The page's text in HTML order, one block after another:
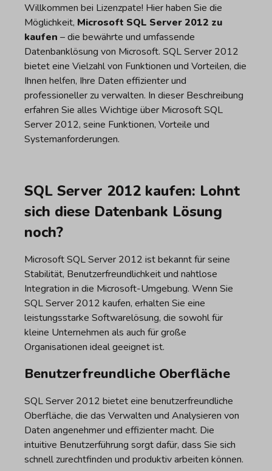
Willkommen bei Lizenzpate! Hier haben Sie die
Möglichkeit, Microsoft SQL Server 2012 zu
kaufen – die bewährte und umfassende
Datenbanklösung von Microsoft. SQL Server 2012
bietet eine Vielzahl von Funktionen und Vorteilen, die
Ihnen helfen, Ihre Daten effizienter und
professioneller zu verwalten. In dieser Beschreibung
erfahren Sie alles Wichtige über Microsoft SQL
Server 2012, seine Funktionen, Vorteile und
Systemanforderungen.
SQL Server 2012 kaufen: Lohnt
sich diese Datenbank Lösung
noch?
Microsoft SQL Server 2012 ist bekannt für seine
Stabilität, Benutzerfreundlichkeit und nahtlose
Integration in die Microsoft-Umgebung. Wenn Sie
SQL Server 2012 kaufen, erhalten Sie eine
leistungsstarke Softwarelösung, die sowohl für
kleine Unternehmen als auch für große
Organisationen ideal geeignet ist.
Benutzerfreundliche Oberfläche
SQL Server 2012 bietet eine benutzerfreundliche
Oberfläche, die das Verwalten und Analysieren von
Daten angenehmer und effizienter macht. Die
intuitive Benutzerführung sorgt dafür, dass Sie sich
schnell zurechtfinden und produktiv arbeiten können.